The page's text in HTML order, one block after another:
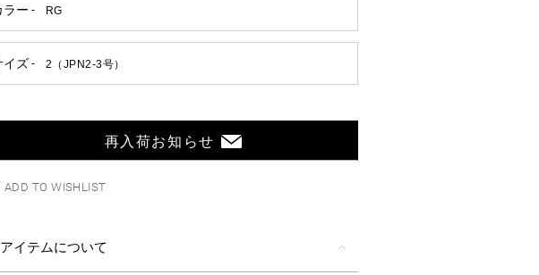
再入荷お知らせ
ADD TO WISHLIST
アイテムについて